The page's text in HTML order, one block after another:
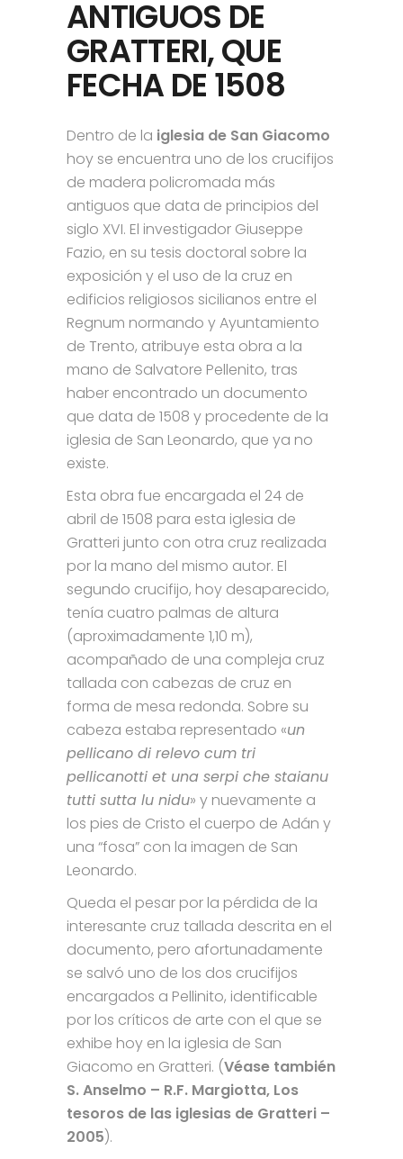
ANTIGUOS DE
GRATTERI, QUE
FECHA DE 1508
Dentro de la iglesia de San Giacomo
hoy se encuentra uno de los crucifijos
de madera policromada más
antiguos que data de principios del
siglo XVI. El investigador Giuseppe
Fazio, en su tesis doctoral sobre la
exposición y el uso de la cruz en
edificios religiosos sicilianos entre el
Regnum normando y Ayuntamiento
de Trento, atribuye esta obra a la
mano de Salvatore Pellenito, tras
haber encontrado un documento
que data de 1508 y procedente de la
iglesia de San Leonardo, que ya no
existe.
Esta obra fue encargada el 24 de
abril de 1508 para esta iglesia de
Gratteri junto con otra cruz realizada
por la mano del mismo autor. El
segundo crucifijo, hoy desaparecido,
tenía cuatro palmas de altura
(aproximadamente 1,10 m),
acompañado de una compleja cruz
tallada con cabezas de cruz en
forma de mesa redonda. Sobre su
cabeza estaba representado «un
pellicano di relevo cum tri
pellicanotti et una serpi che staianu
tutti sutta lu nidu» y nuevamente a
los pies de Cristo el cuerpo de Adán y
una “fosa” con la imagen de San
Leonardo.
Queda el pesar por la pérdida de la
interesante cruz tallada descrita en el
documento, pero afortunadamente
se salvó uno de los dos crucifijos
encargados a Pellinito, identificable
por los críticos de arte con el que se
exhibe hoy en la iglesia de San
Giacomo en Gratteri. (Véase también
S. Anselmo – R.F. Margiotta, Los
tesoros de las iglesias de Gratteri –
2005).